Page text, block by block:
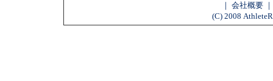
｜ 会社概要
(C) 2008